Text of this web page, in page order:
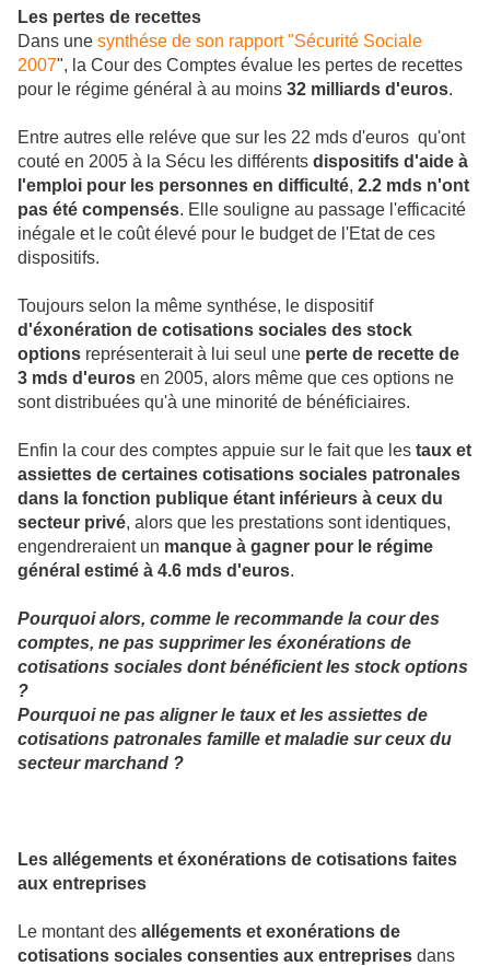
Les pertes de recettes
Dans une synthése de son rapport "Sécurité Sociale
2007", la Cour des Comptes évalue les pertes de recettes
pour le régime général à au moins 32 milliards d'euros.
Entre autres elle reléve que sur les 22 mds d'euros qu'ont
couté en 2005 à la Sécu les différents dispositifs d'aide à
l'emploi pour les personnes en difficulté, 2.2 mds n'ont
pas été compensés. Elle souligne au passage l'efficacité
inégale et le coût élevé pour le budget de l'Etat de ces
dispositifs.
Toujours selon la même synthése, le dispositif
d'éxonération de cotisations sociales des stock
options représenterait à lui seul une perte de recette de
3 mds d'euros en 2005, alors même que ces options ne
sont distribuées qu'à une minorité de bénéficiaires.
Enfin la cour des comptes appuie sur le fait que les taux et
assiettes de certaines cotisations sociales patronales
dans la fonction publique étant inférieurs à ceux du
secteur privé, alors que les prestations sont identiques,
engendreraient un manque à gagner pour le régime
général estimé à 4.6 mds d'euros.
Pourquoi alors, comme le recommande la cour des
comptes, ne pas supprimer les éxonérations de
cotisations sociales dont bénéficient les stock options
?
Pourquoi ne pas aligner le taux et les assiettes de
cotisations patronales famille et maladie sur ceux du
secteur marchand ?
Les allégements et éxonérations de cotisations faites
aux entreprises
Le montant des allégements et exonérations de
cotisations sociales consenties aux entreprises dans